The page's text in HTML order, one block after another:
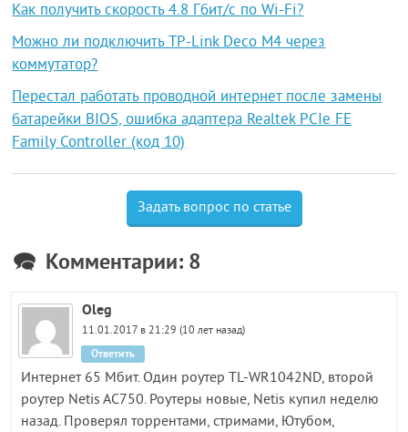
Как получить скорость 4.8 Гбит/с по Wi-Fi?
Можно ли подключить TP-Link Deco M4 через
коммутатор?
Перестал работать проводной интернет после замены
батарейки BIOS, ошибка адаптера Realtek PCIe FE
Family Controller (код 10)
Задать вопрос по статье
Комментарии: 8
Oleg
11.01.2017 в 21:29 (10 лет назад)
Интернет 65 Мбит. Один роутер TL-WR1042ND, второй
роутер Netis AC750. Роутеры новые, Netis купил неделю
назад. Проверял торрентами, стримами, Ютубом,
Ответить